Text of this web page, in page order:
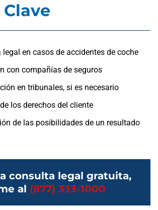
legal en casos de accidentes de coche
con compañías de seguros
en tribunales, si es necesario
los derechos del cliente
de las posibilidades de un resultado
consulta legal gratuita,
al (877) 333-1000